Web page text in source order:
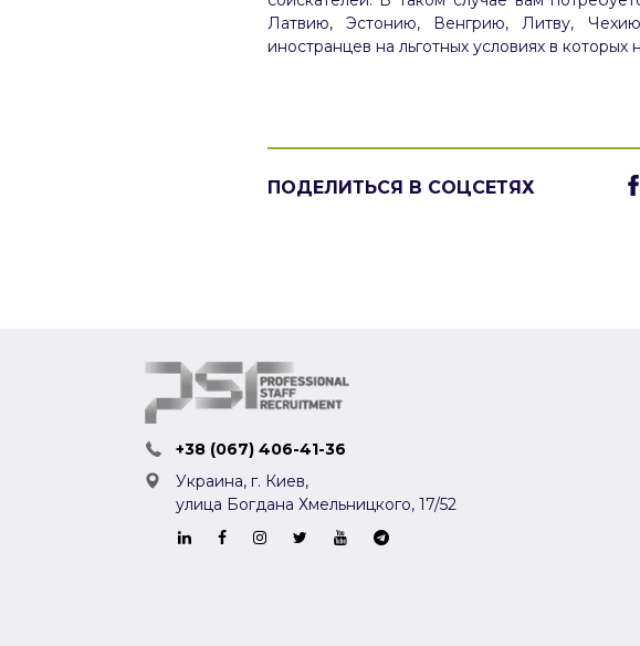
Латвию, Эстонию, Венгрию, Литву,
иностранцев на льготных условиях в
ПОДЕЛИТЬСЯ В СОЦСЕТЯХ
+38 (067) 406-41-36
Украина, г. Киев,
улица Богдана Хмельницкого, 17/52